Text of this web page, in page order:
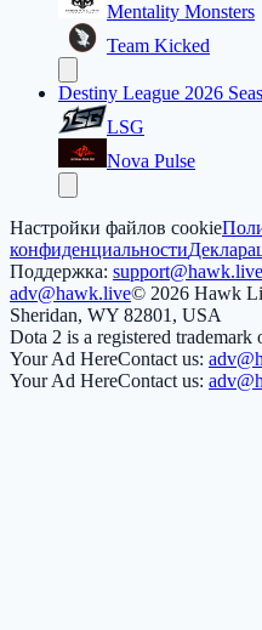
Mentality Monsters
Team Kicked
Destiny League 2026
LSG
Nova Pulse
Настройки файлов cookie
конфиденциальности
Поддержка: support@hawk.live
adv@hawk.live© 2026 Hawk
Sheridan, WY 82801, USA
Dota 2 is a registered
Your Ad HereContact us:
Your Ad HereContact us: